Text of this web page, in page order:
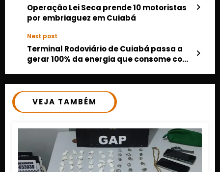
Operação Lei Seca prende 10 motoristas
por embriaguez em Cuiabá
Next post
Terminal Rodoviário de Cuiabá passa a
gerar 100% da energia que consome com
VEJA TAMBÉM